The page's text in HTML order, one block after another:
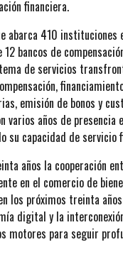
financiera.
abarca 410 instituciones
bancos de
de servicios
emisión de bonos y
varios años de
su capacidad de servicio
años la cooperación
en el comercio de
los próximos treinta
digital y la
motores para seguir